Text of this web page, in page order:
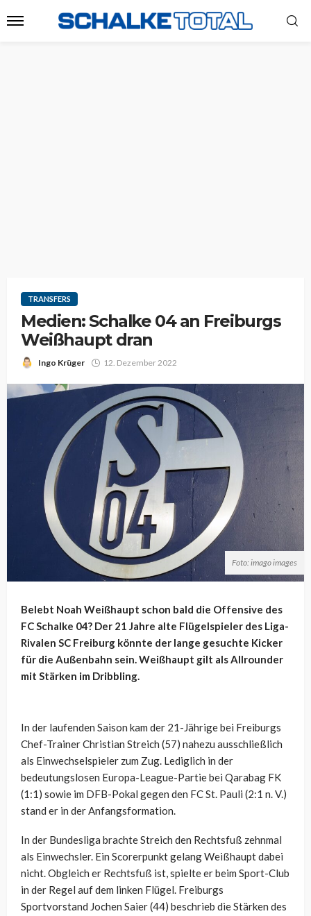
TRANSFERS
Medien: Schalke 04 an Freiburgs
Weißhaupt dran
Ingo Krüger 12. Dezember 2022
Foto: imago images
Belebt Noah Weißhaupt schon bald die Offensive des
FC Schalke 04? Der 21 Jahre alte Flügelspieler des Liga-
Rivalen SC Freiburg könnte der lange gesuchte Kicker
für die Außenbahn sein. Weißhaupt gilt als Allrounder
mit Stärken im Dribbling.
In der laufenden Saison kam der 21-Jährige bei Freiburgs
Chef-Trainer Christian Streich (57) nahezu ausschließlich
als Einwechselspieler zum Zug. Lediglich in der
bedeutungslosen Europa-League-Partie bei Qarabag FK
(1:1) sowie im DFB-Pokal gegen den FC St. Pauli (2:1 n. V.)
stand er in der Anfangsformation.
In der Bundesliga brachte Streich den Rechtsfuß zehnmal
als Einwechsler. Ein Scorerpunkt gelang Weißhaupt dabei
nicht. Obgleich er Rechtsfuß ist, spielte er beim Sport-Club
in der Regel auf dem linken Flügel. Freiburgs
Sportvorstand Jochen Saier (44) beschrieb die Stärken des